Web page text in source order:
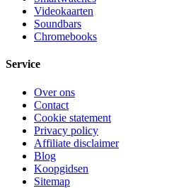
Videokaarten
Soundbars
Chromebooks
Service
Over ons
Contact
Cookie statement
Privacy policy
Affiliate disclaimer
Blog
Koopgidsen
Sitemap